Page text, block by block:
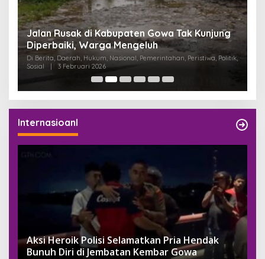
Jalan Rusak di Kabupaten Gowa Tak Kunjung
Diperbaiki, Warga Mengeluh
Di Berita, Daerah, Hukum, Nasional, Pemerintahan, Peristiwa, Politik,
Sosial
3 Februari 2026
Internasioanl
Aksi Heroik Polisi Selamatkan Pria Hendak
Bunuh Diri di Jembatan Kembar Gowa